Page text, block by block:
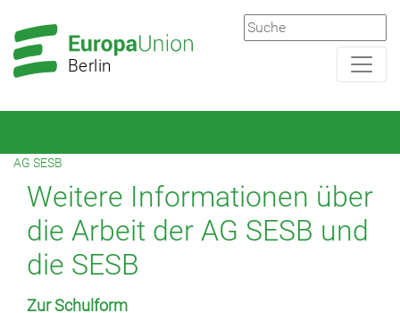
Hauptnavigation
Hauptbereich
Berlin
AG SESB
Weitere Informationen über
die Arbeit der AG SESB und
die SESB
Zur Schulform